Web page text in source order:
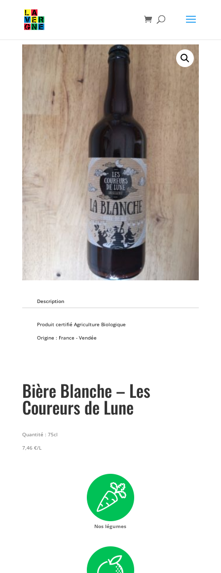
Description
Produit certifié Agriculture Biologique
Origine : France - Vendée
Bière Blanche – Les
Coureurs de Lune
Quantité : 75cl
7,46 €/L
Nos légumes